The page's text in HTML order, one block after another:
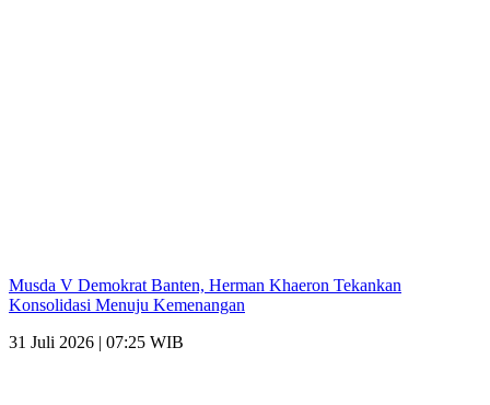
Musda V Demokrat Banten, Herman Khaeron Tekankan
Konsolidasi Menuju Kemenangan
31 Juli 2026 | 07:25 WIB